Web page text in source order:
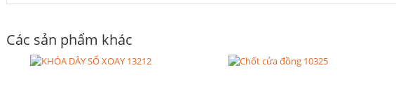
Các sản phẩm khác